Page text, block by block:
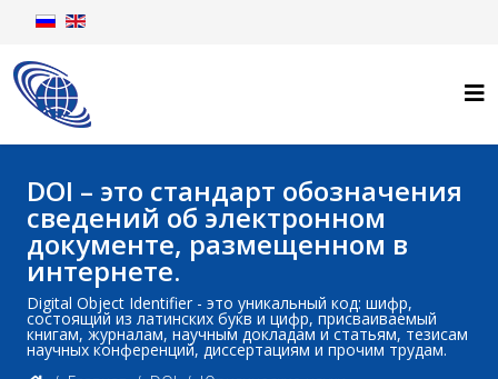
DOI – это стандарт обозначения
сведений об электронном
документе, размещенном в
интернете.
Digital Object Identifier - это уникальный код: шифр,
состоящий из латинских букв и цифр, присваиваемый
книгам, журналам, научным докладам и статьям, тезисам
научных конференций, диссертациям и прочим трудам.